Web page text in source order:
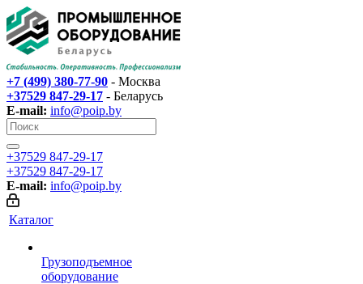
+7 (499) 380-77-90 - Москва
+37529 847-29-17‬ - Беларусь
E-mail: info@poip.by
+37529 847-29-17‬
+37529 847-29-17‬
E-mail: info@poip.by
Каталог
Грузоподъемное
оборудование